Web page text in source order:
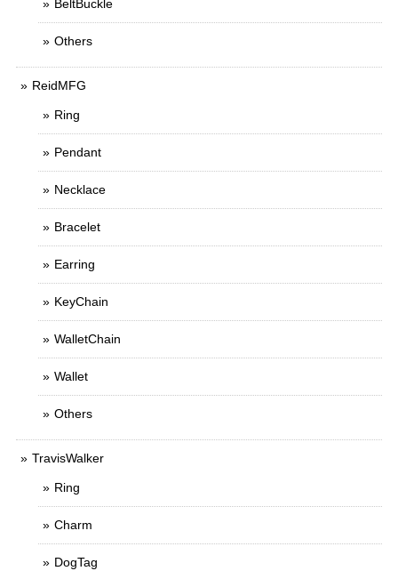
BeltBuckle
Others
ReidMFG
Ring
Pendant
Necklace
Bracelet
Earring
KeyChain
WalletChain
Wallet
Others
TravisWalker
Ring
Charm
DogTag